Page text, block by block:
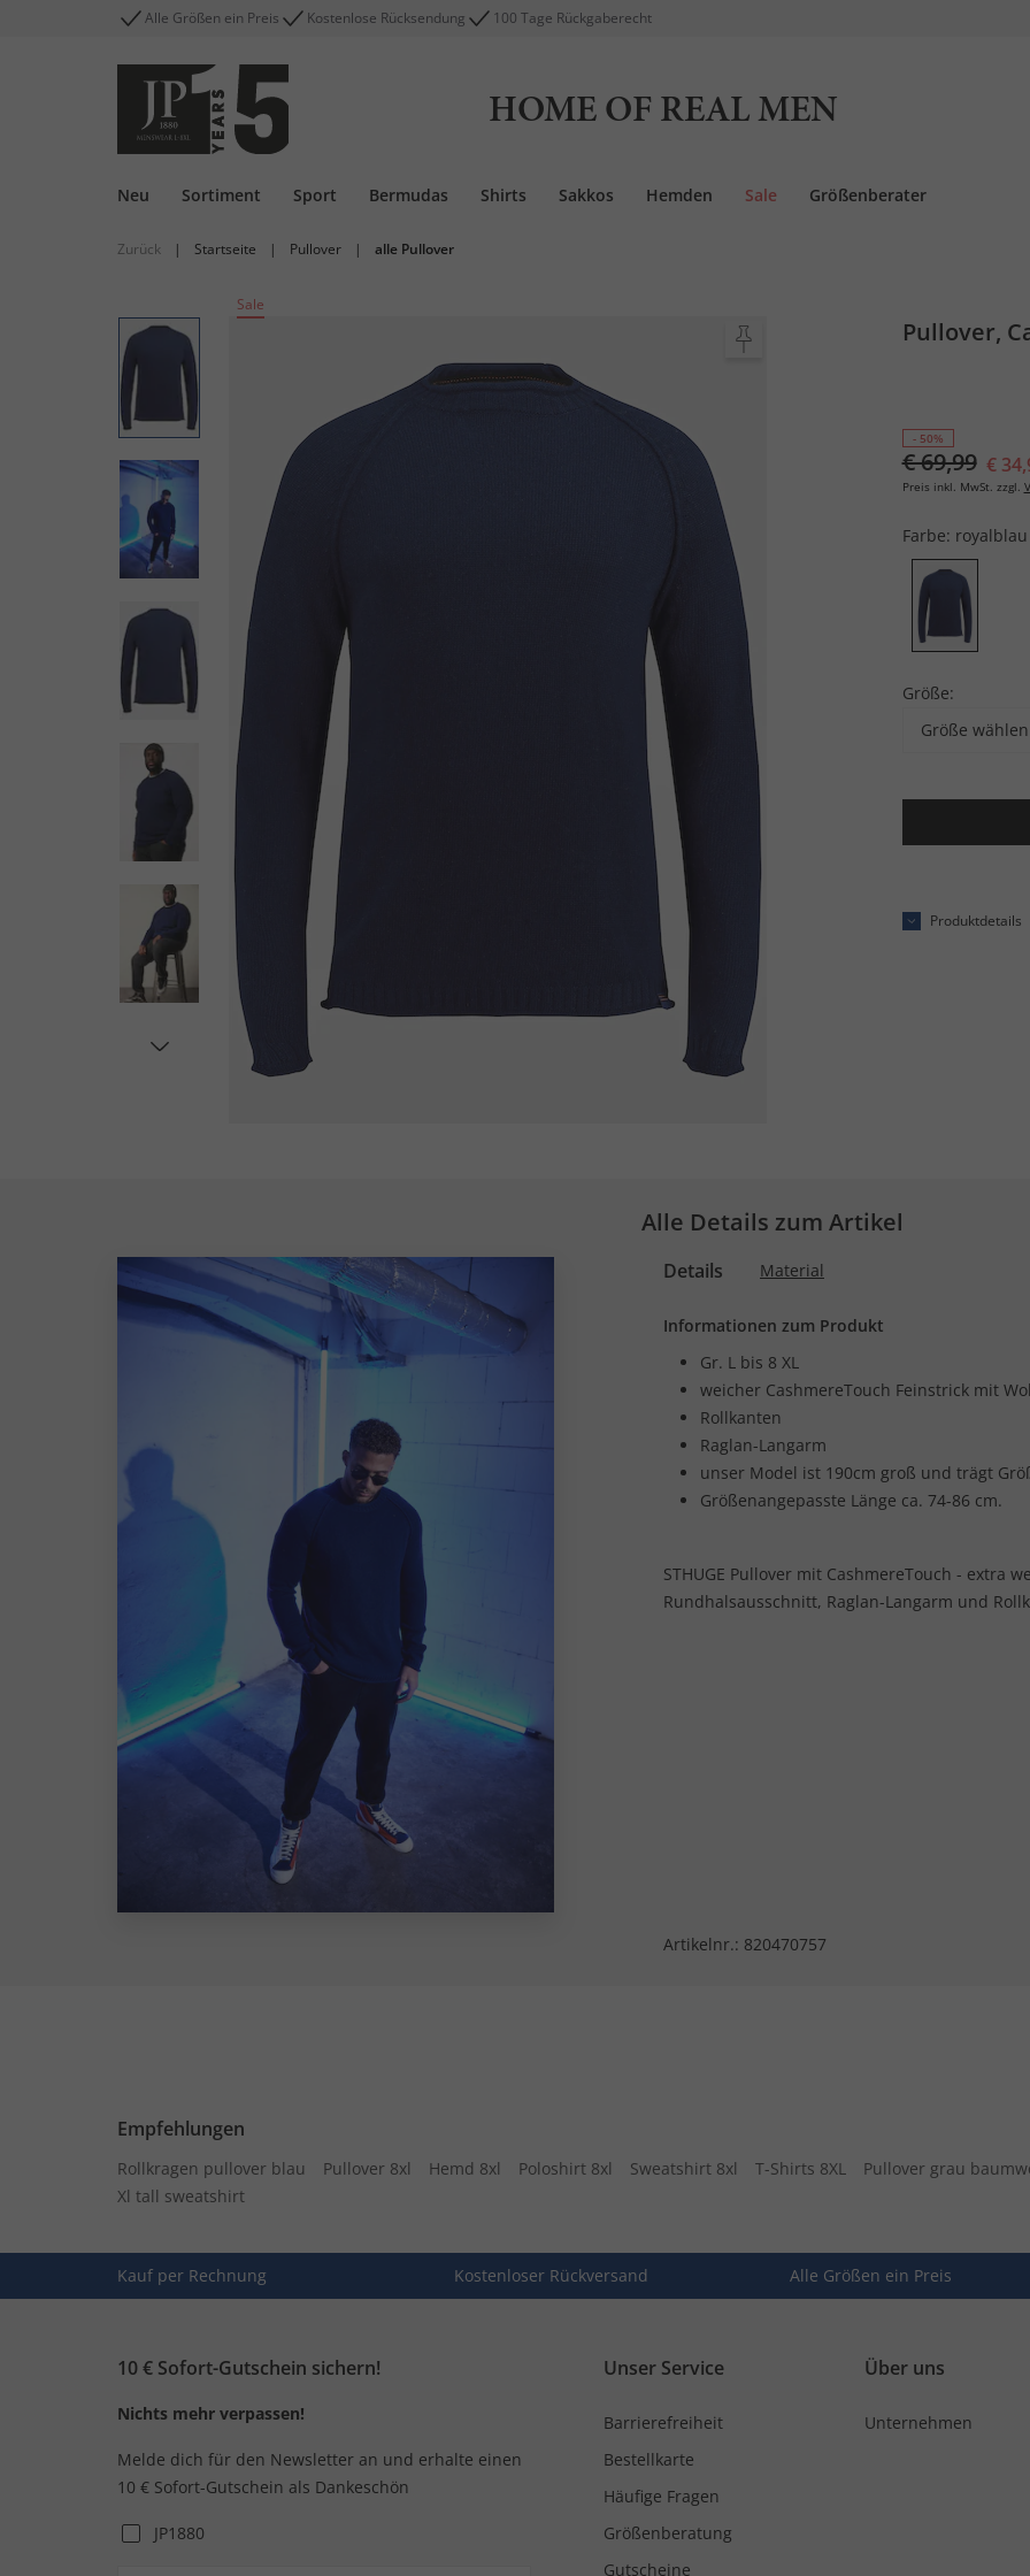
Alle Größen ein Preis Kostenlose Rücksendung 100 Tage Rückgaberecht
HOME OF REAL MEN
Neu Sortiment Sport Bermudas Shirts Sakkos Hemden Sale Größenberater
Zurück | Startseite | Pullover | alle Pullover
Sale
Pullover,
- 50%
€ 69,99 €
Preis inkl. MwSt. zzgl.
Farbe: royalblau
Größe:
Größe wählen
Produktdetails
Alle Details zum Artikel
Details Material
Informationen zum Produkt
Gr. L bis 8 XL
weicher CashmereTouch Feinstrick mit
Rollkanten
Raglan-Langarm
unser Model ist 190cm groß und trägt
Größenangepasste Länge ca. 74-86 cm.
STHUGE Pullover mit CashmereTouch - extra
Rundhalsausschnitt, Raglan-Langarm und
Artikelnr.: 820470757
Empfehlungen
Rollkragen pullover blau Pullover 8xl Hemd 8xl Poloshirt 8xl Sweatshirt 8xl T-Shirts 8XL Pullover grau
Xl tall sweatshirt
Kauf per Rechnung Kostenloser Rückversand Alle Größen ein Preis
10 € Sofort-Gutschein sichern!
Nichts mehr verpassen!
Melde dich für den Newsletter an und erhalte einen
10 € Sofort-Gutschein als Dankeschön
JP1880
Unser Service
Barrierefreiheit
Bestellkarte
Häufige Fragen
Größenberatung
Gutscheine
Über uns
Unternehmen